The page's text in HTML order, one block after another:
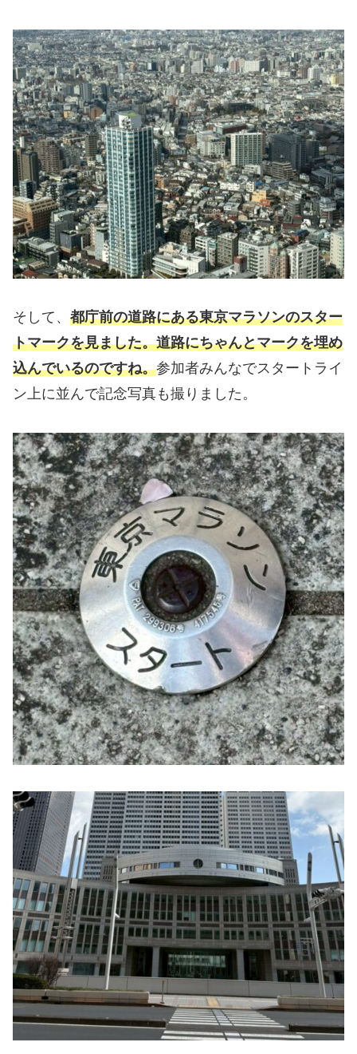
そして、 都庁前の道路にある東京マラソンのスター
トマークを見ました。道路にちゃんとマークを埋め
込んでいるのですね。参加者みんなでスタートライ
ン上に並んで記念写真も撮りました。